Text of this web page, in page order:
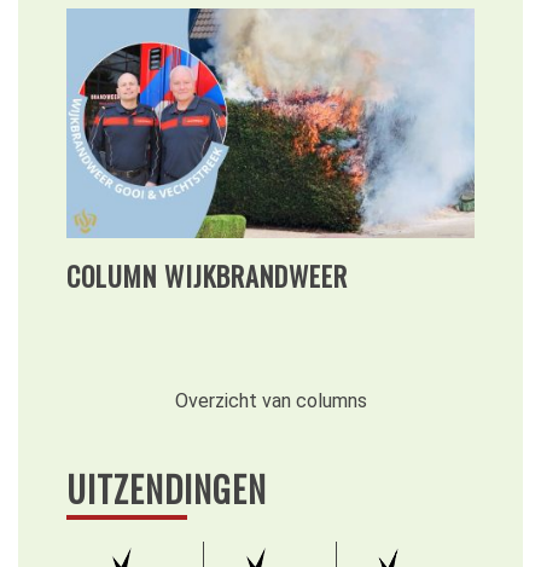
COLUMN WIJKBRANDWEER
Overzicht van columns
UITZENDINGEN